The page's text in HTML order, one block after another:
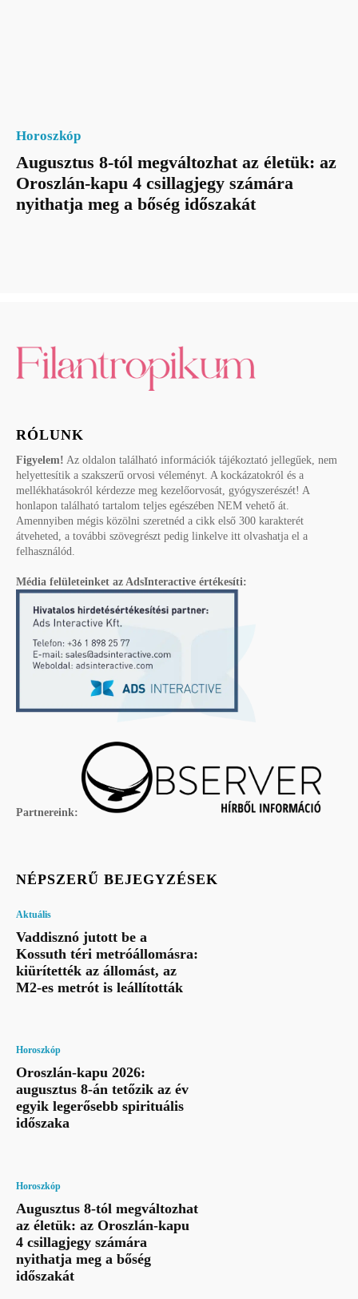
Horoszkóp
Augusztus 8-tól megváltozhat az életük: az
Oroszlán-kapu 4 csillagjegy számára
nyithatja meg a bőség időszakát
RÓLUNK
Figyelem! Az oldalon található információk tájékoztató jellegűek, nem
helyettesítik a szakszerű orvosi véleményt. A kockázatokról és a
mellékhatásokról kérdezze meg kezelőorvosát, gyógyszerészét! A
honlapon található tartalom teljes egészében NEM vehető át.
Amennyiben mégis közölni szeretnéd a cikk első 300 karakterét
átveheted, a további szövegrészt pedig linkelve itt olvashatja el a
felhasználód.
Média felületeinket az AdsInteractive értékesíti:
Partnereink:
NÉPSZERŰ BEJEGYZÉSEK
Aktuális
Vaddisznó jutott be a
Kossuth téri metróállomásra:
kiürítették az állomást, az
M2-es metrót is leállították
Horoszkóp
Oroszlán-kapu 2026:
augusztus 8-án tetőzik az év
egyik legerősebb spirituális
időszaka
Horoszkóp
Augusztus 8-tól megváltozhat
az életük: az Oroszlán-kapu
4 csillagjegy számára
nyithatja meg a bőség
időszakát